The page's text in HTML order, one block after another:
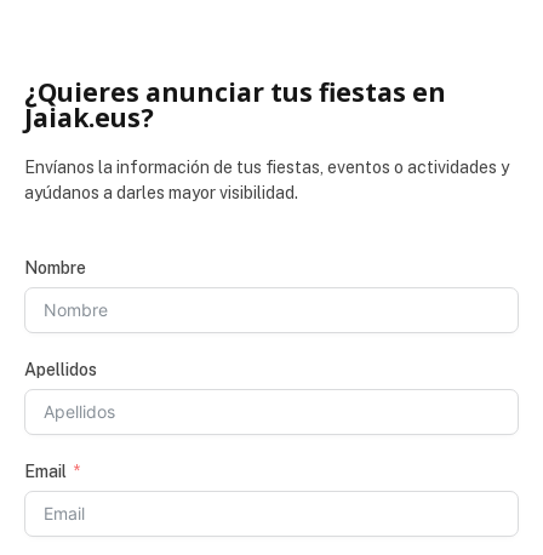
¿Quieres anunciar tus fiestas en
Jaiak.eus?
Envíanos la información de tus fiestas, eventos o actividades y
ayúdanos a darles mayor visibilidad.
Nombre
Apellidos
Email